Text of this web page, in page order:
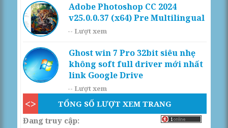
Adobe Photoshop CC 2024
v25.0.0.37 (x64) Pre Multilingual
-- Lượt xem
Ghost win 7 Pro 32bit siêu nhẹ
không soft full driver mới nhất
link Google Drive
-- Lượt xem
TỔNG SỐ LƯỢT XEM TRANG
Đang truy cập: